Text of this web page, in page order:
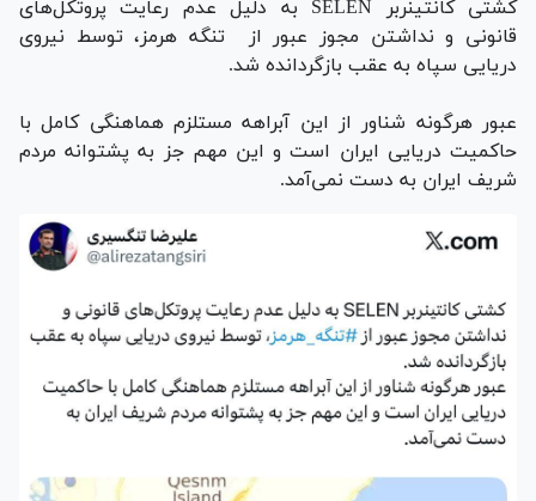
‏کشتی کانتینربر SELEN به دلیل عدم رعایت پروتکل‌های
قانونی و نداشتن مجوز عبور از ⁧ تنگه هرمز⁩، توسط نیروی
دریایی سپاه به عقب بازگردانده شد.
عبور هرگونه شناور از این آبراهه مستلزم هماهنگی کامل با
حاکمیت دریایی ایران است و این مهم جز به پشتوانه مردم
شریف ایران به دست نمی‌آمد.